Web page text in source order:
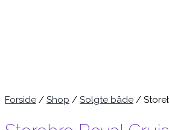
Forside / Shop / Solgte både /